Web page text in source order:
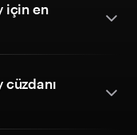
için en